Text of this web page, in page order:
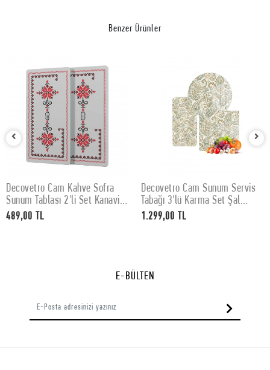
Benzer Ürünler
SEPETE EKLE
Decovetro Cam Kahve Sofra
Sunum Tablası 2'li Set Kanaviçe
Desenli 30 x 15 cm
489,00 TL
SEPETE EKLE
Decovetro Cam Sunum Servis
Tabağı 3'lü Karma Set Şal
Desenli
1.299,00 TL
E-BÜLTEN